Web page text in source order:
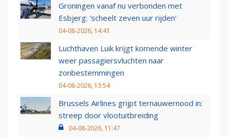
Groningen vanaf nu verbonden met
Esbjerg: 'scheelt zeven uur rijden'
04-08-2026, 14:41
Luchthaven Luik krijgt komende winter
weer passagiersvluchten naar
zonbestemmingen
04-08-2026, 13:54
Brussels Airlines grijpt ternauwernood in:
streep door vlootuitbreiding
04-08-2026, 11:47